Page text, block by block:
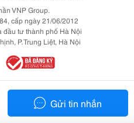
Gửi tin nhắn
VNP Group.
cấp ngày 21/06/2012
đầu tư thành phố Hà Nội
P. Trung Liệt, Hà Nội